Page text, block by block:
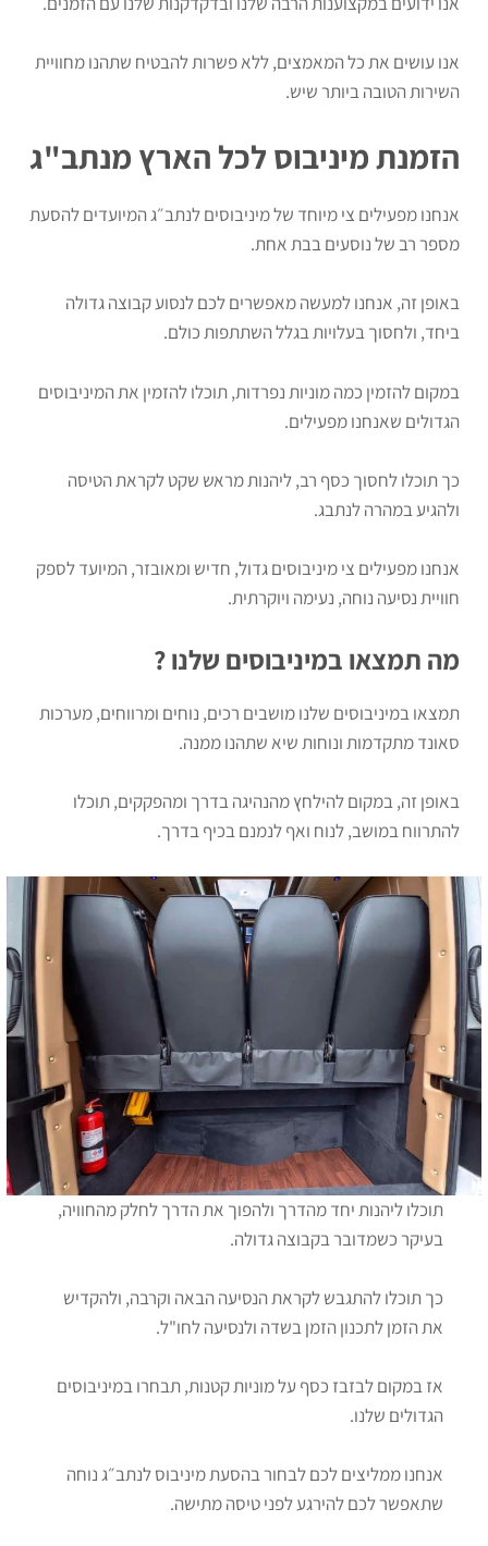
אנו עושים את כל המאמצים, ללא פשרות להבטיח שתהנו מחוויית
השירות הטובה ביותר שיש.
הזמנת מיניבוס לכל הארץ מנתב"ג
אנחנו מפעילים צי מיוחד של מיניבוסים לנתב״ג המיועדים להסעת
מספר רב של נוסעים בבת אחת.
באופן זה, אנחנו למעשה מאפשרים לכם לנסוע קבוצה גדולה
ביחד, ולחסוך בעלויות בגלל השתתפות כולם.
במקום להזמין כמה מוניות נפרדות, תוכלו להזמין את המיניבוסים
הגדולים שאנחנו מפעילים.
כך תוכלו לחסוך כסף רב, ליהנות מראש שקט לקראת הטיסה
ולהגיע במהרה לנתבג.
אנחנו מפעילים צי מיניבוסים גדול, חדיש ומאובזר, המיועד לספק
חוויית נסיעה נוחה, נעימה ויוקרתית.
מה תמצאו במיניבוסים שלנו ?
תמצאו במיניבוסים שלנו מושבים רכים, נוחים ומרווחים, מערכות
סאונד מתקדמות ונוחות שיא שתהנו ממנה.
באופן זה, במקום להילחץ מהנהיגה בדרך ומהפקקים, תוכלו
להתרווח במושב, לנוח ואף לנמנם בכיף בדרך.
תוכלו ליהנות יחד מהדרך ולהפוך את הדרך לחלק מהחוויה,
בעיקר כשמדובר בקבוצה גדולה.
כך תוכלו להתגבש לקראת הנסיעה הבאה וקרבה, ולהקדיש
את הזמן לתכנון הזמן בשדה ולנסיעה לחו"ל.
אז במקום לבזבז כסף על מוניות קטנות, תבחרו במיניבוסים
הגדולים שלנו.
אנחנו ממליצים לכם לבחור בהסעת מיניבוס לנתב״ג נוחה
שתאפשר לכם להירגע לפני טיסה מתישה.